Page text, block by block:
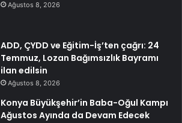
Ağustos 8, 2026
ADD, ÇYDD ve Eğitim-İş’ten çağrı: 24
Temmuz, Lozan Bağımsızlık Bayramı
ilan edilsin
Ağustos 8, 2026
Konya Büyükşehir’in Baba-Oğul Kampı
Ağustos Ayında da Devam Edecek